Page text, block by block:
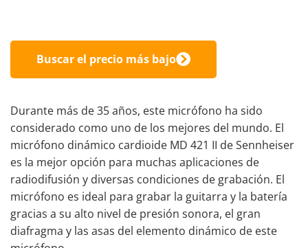
Buscar el precio más bajo
Durante más de 35 años, este micrófono ha sido
considerado como uno de los mejores del mundo. El
micrófono dinámico cardioide MD 421 II de Sennheiser
es la mejor opción para muchas aplicaciones de
radiodifusión y diversas condiciones de grabación. El
micrófono es ideal para grabar la guitarra y la batería
gracias a su alto nivel de presión sonora, el gran
diafragma y las asas del elemento dinámico de este